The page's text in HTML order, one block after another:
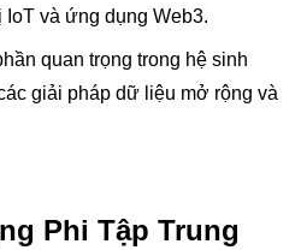
và ứng dụng Web3.
quan trọng trong hệ sinh
giải pháp dữ liệu mở rộng và
Phi Tập Trung